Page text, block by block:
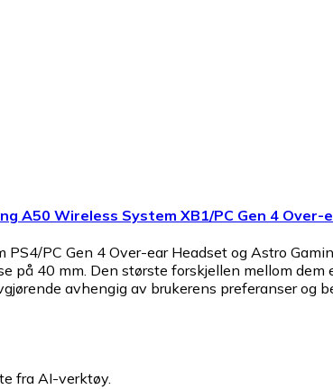
A50 Wireless System XB1/PC Gen 4 Over-
PC Gen 4 Over-ear Headset og Astro
på 40 mm. Den største forskjellen mellom
avhengig av brukerens preferanser og
fra AI-verktøy.